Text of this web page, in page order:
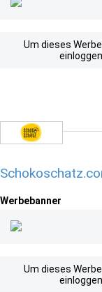
Um dieses
Werbebanner
Um dieses